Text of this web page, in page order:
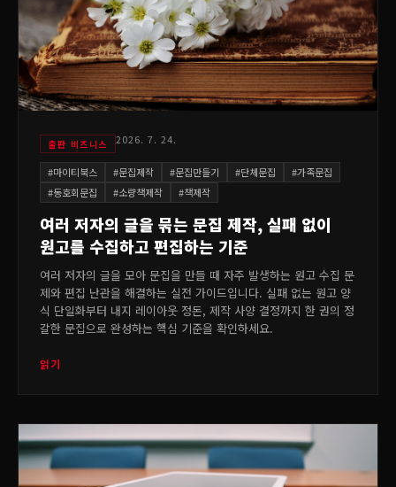
출판 비즈니스 2026. 7. 24.
#마이티북스 #문집제작 #문집만들기 #단체문집 #가족문집
#동호회문집 #소량책제작 #책제작
여러 저자의 글을 묶는 문집 제작, 실패 없이
원고를 수집하고 편집하는 기준
여러 저자의 글을 모아 문집을 만들 때 자주 발생하는 원고 수집 문
제와 편집 난관을 해결하는 실전 가이드입니다. 실패 없는 원고 양
식 단일화부터 내지 레이아웃 정돈, 제작 사양 결정까지 한 권의 정
갈한 문집으로 완성하는 핵심 기준을 확인하세요.
읽기